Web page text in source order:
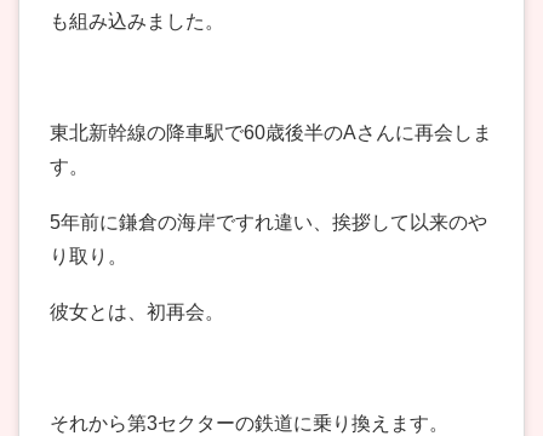
も組み込みました。
東北新幹線の降車駅で60歳後半のAさんに再会しま
す。
5年前に鎌倉の海岸ですれ違い、挨拶して以来のや
り取り。
彼女とは、初再会。
それから第3セクターの鉄道に乗り換えます。